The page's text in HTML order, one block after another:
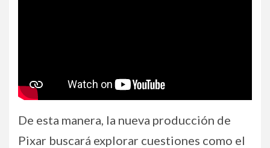
De esta manera, la nueva producción de
Pixar buscará explorar cuestiones como el